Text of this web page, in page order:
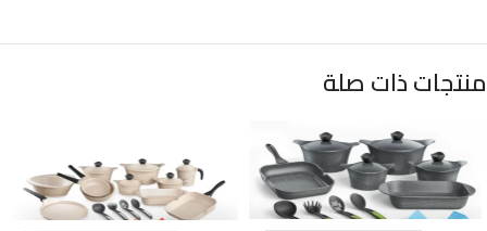
منتجات ذات صلة